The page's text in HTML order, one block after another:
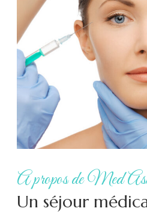
A propos de Med
Un séjour